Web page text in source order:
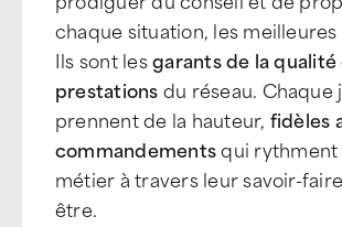
chaque situation, les meilleures
Ils sont lesgarants de la qualité
prestationsdu réseau. Chaque
prennent de la hauteur, fidèles
commandementsqui
métier à travers leur savoir-
être.